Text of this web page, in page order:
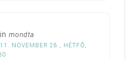
mondta
NOVEMBER 28., HÉTFŐ,